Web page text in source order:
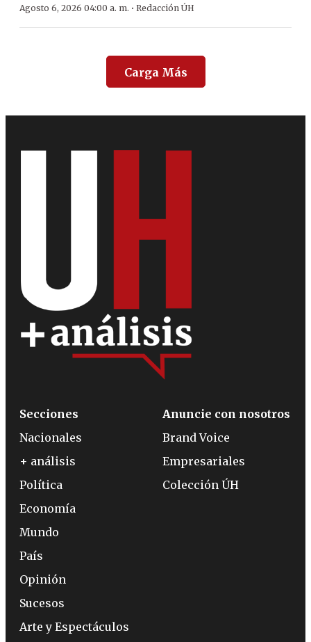
Agosto 6, 2026 04:00 a. m. · Redacción ÚH
Carga Más
Secciones
Nacionales
+ análisis
Política
Economía
Mundo
País
Opinión
Sucesos
Arte y Espectáculos
Anuncie con nosotros
Brand Voice
Empresariales
Colección ÚH